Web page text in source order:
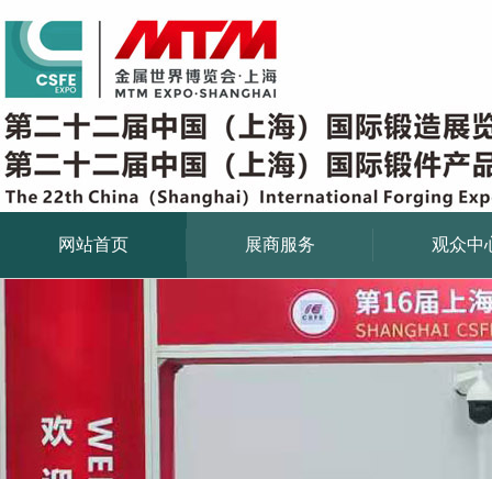
网站首页 展商服务 观众中